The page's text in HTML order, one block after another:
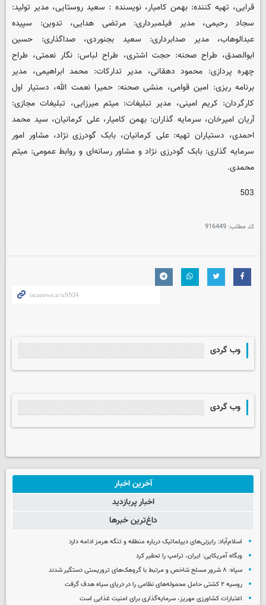
قرایی، تهیه کننده: بهمن کامیار، نویسنده : سعید روستایی، مدیر تولید:
سجاد رحیمی، مدیر فیلمبرداری: مرتضی هدایی، تدوین: سپیده
عبدالوهاب، مدیر صدابرداری: سعید بجنوردی، صداگذاری: حسین
ابوالصدق، طراح صحنه: حجت اشتری، طراح لباس: نگار نعمتی، طراح
چهره پردازی: محمود دهقانی، مدیر تدارکات: محمد ابراهیمی، مدیر
برنامه ریزی: امین قوامی، منشی صحنه: حمیرا نعمت الله، دستیار اول
کارگردان: کریم امینی، مدیر تبلیغات: میثم میرزایی، تبلیغات مجازی:
آریان امیرخان، سرمایه گذاران: بهمن کامیار، علی کرمانیان، سید محمد
احمدی، دستیاران تهیه: علی کرمانیان، بابک گودرزی نژاد، مشاور امور
سرمایه گذاری: بابک گودرزی نژاد و مشاور رسانه‌ای و روابط عمومی: میثم
محمدی.
503
کد مطلب: 916449
وب گردی
وب گردی
آخرین اخبار
اخبار پربازدید
داغ‌ترین خبرها
اسلام‌آباد: رایزنی‌های دیپلماتیک درباره منطقه و تنگه هرمز ادامه دارد
وبگاه آمریکایی: ایران، ترامپ را تحقیر کرد
سپاه: ۸ شرور مسلح شاخص و مرتبط با گروهک‌های تروریستی دستگیر شدند
روسیه ۲ کشتی حامل محموله‌های نظامی را در دریای سیاه هدف گرفت
اعتبارات کشاورزی مهریز، سرمایه‌گذاری برای امنیت غذایی است